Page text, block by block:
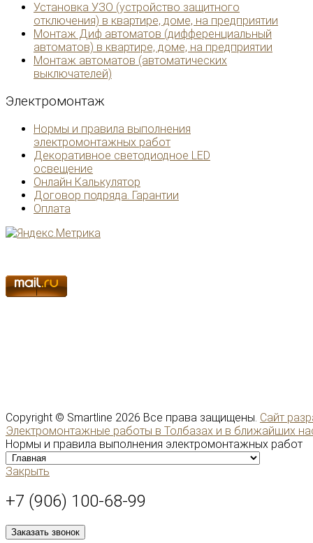
Установка УЗО (устройство защитного
отключения) в квартире, доме, на предприятии
Монтаж Диф автоматов (дифференциальный
автоматов) в квартире, доме, на предприятии
Монтаж автоматов (автоматических
выключателей)
Электромонтаж
Нормы и правила выполнения
электромонтажных работ
Декоративное светодиодное LED
освещение
Онлайн Калькулятор
Договор подряда. Гарантии
Оплата
Copyright © Smartline 2026 Все права защищены. Сайт
Электромонтажные работы в Толбазах и в ближайших
Нормы и правила выполнения электромонтажных работ
Закрыть
+7 (906) 100-68-99
Заказать звонок